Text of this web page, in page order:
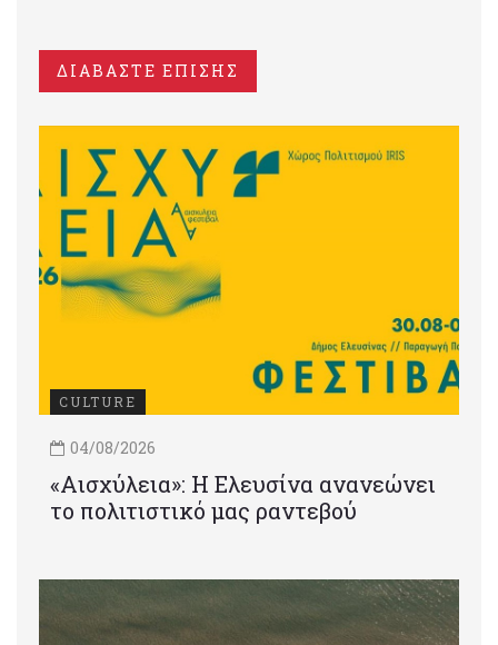
ΔΙΑΒΑΣΤΕ ΕΠΙΣΗΣ
CULTURE
04/08/2026
«Αισχύλεια»: Η Ελευσίνα ανανεώνει
το πολιτιστικό μας ραντεβού